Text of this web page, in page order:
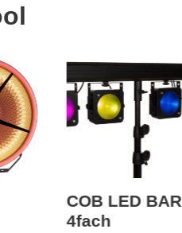
COB LED BAR
4fach